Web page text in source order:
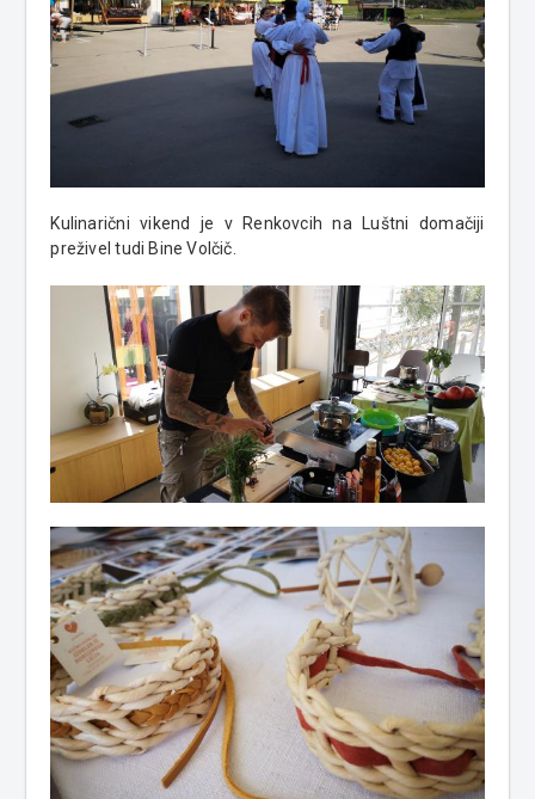
Kulinarični vikend je v Renkovcih na Luštni domačiji
preživel tudi Bine Volčič.